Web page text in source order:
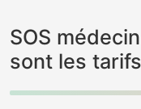
SOS
sont les tarifs